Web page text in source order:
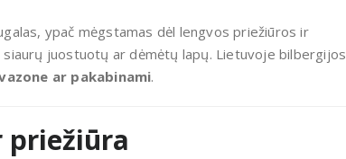
ypač mėgstamas dėl lengvos priežiūros ir
juostuotų ar dėmėtų lapų. Lietuvoje bilbergijos
ar pakabinami.
priežiūra